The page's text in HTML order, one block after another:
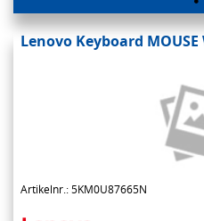
Lenovo Keyboard MOUSE
Artikelnr.: 5KM0U87665N